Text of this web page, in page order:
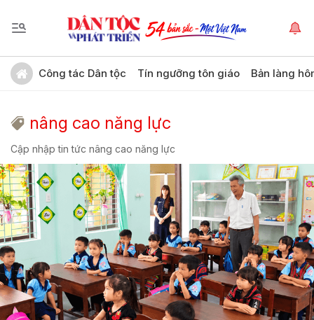
Công tác Dân tộc Tín ngưỡng tôn giáo Bản làng
nâng cao năng lực
Cập nhập tin tức nâng cao năng lực